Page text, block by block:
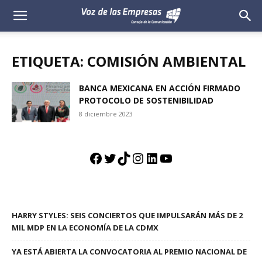
Voz
Empresas
ETIQUETA: COMISIÓN AMBIENTAL
BANCA MEXICANA EN ACCIÓN FIRMADO
PROTOCOLO DE SOSTENIBILIDAD
8 diciembre 2023
Facebook
Twitter
TikTok
Instagram
LinkedIn
YouTube
HARRY STYLES: SEIS CONCIERTOS QUE IMPULSARÁN MÁS DE 2
MIL MDP EN LA ECONOMÍA DE LA CDMX
YA ESTÁ ABIERTA LA CONVOCATORIA AL PREMIO NACIONAL DE